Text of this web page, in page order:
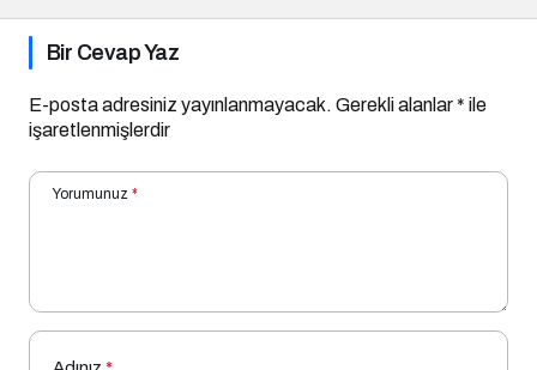
Bir Cevap Yaz
E-posta adresiniz yayınlanmayacak. Gerekli alanlar* ile
işaretlenmişlerdir
Yorumunuz *